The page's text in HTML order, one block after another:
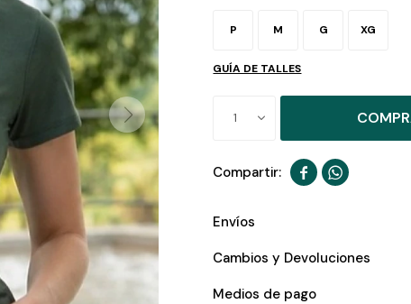
P M G XG
GUÍA DE TALLES
1
 
Envíos
Cambios y Devoluciones
Medios de pago